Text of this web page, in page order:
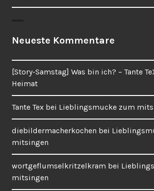
Neueste Kommentare
[Story-Samstag] Was bin ich? – Tante
Heimat
Tante Tex bei Lieblingsmucke zum
diebildermacherkochen bei
mitsingen
wortgeflumselkritzelkram bei
mitsingen